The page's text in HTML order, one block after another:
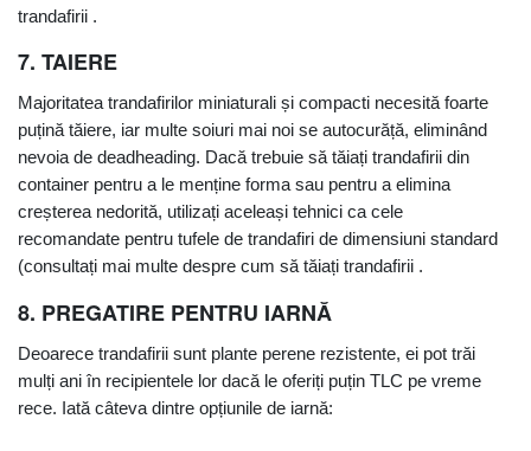
trandafirii .
7. TAIERE
Majoritatea trandafirilor miniaturali și compacti necesită foarte
puțină tăiere, iar multe soiuri mai noi se autocurăță, eliminând
nevoia de deadheading. Dacă trebuie să tăiați trandafirii din
container pentru a le menține forma sau pentru a elimina
creșterea nedorită, utilizați aceleași tehnici ca cele
recomandate pentru tufele de trandafiri de dimensiuni standard
(consultați mai multe despre cum să tăiați trandafirii .
8. PREGATIRE PENTRU IARNĂ
Deoarece trandafirii sunt plante perene rezistente, ei pot trăi
mulți ani în recipientele lor dacă le oferiți puțin TLC pe vreme
rece. Iată câteva dintre opțiunile de iarnă: